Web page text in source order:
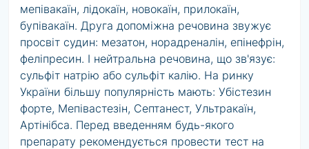
мепівакаїн, лідокаїн, новокаїн, прилокаїн,
бупівакаїн. Друга допоміжна речовина звужує
просвіт судин: мезатон, норадреналін, епінефрін,
феліпресин. І нейтральна речовина, що зв'язує:
сульфіт натрію або сульфіт калію. На ринку
України більшу популярність мають: Убістезин
форте, Мепівастезін, Септанест, Ультракаїн,
Артінібса. Перед введенням будь-якого
препарату рекомендується провести тест на